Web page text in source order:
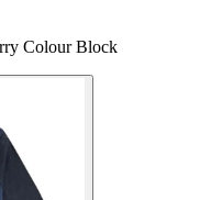
Colour Block